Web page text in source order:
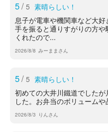
5/ 5 素晴らしい！
息子が電車や機関車など大
手を振ると通りすがりの方
くれたので...
2026/8/8 みーままさん
5/ 5 素晴らしい！
初めての大井川鐵道でした
した。お弁当のボリュームや
2026/8/3 りんさん